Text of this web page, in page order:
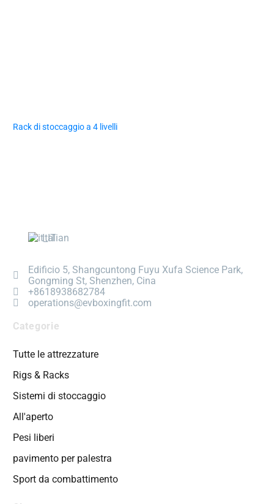
Rack di stoccaggio a 4 livelli
Italian
Edificio 5, Shangcuntong Fuyu Xufa Science Park,
Gongming St, Shenzhen, Cina
+8618938682784
operations@evboxingfit.com
Categorie
Tutte le attrezzature
Rigs & Racks
Sistemi di stoccaggio
All'aperto
Pesi liberi
pavimento per palestra
Sport da combattimento